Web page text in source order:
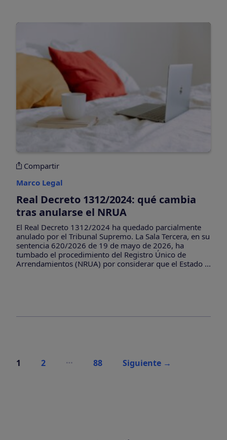
Compartir
Marco Legal
Real Decreto 1312/2024: qué cambia
tras anularse el NRUA
El Real Decreto 1312/2024 ha quedado parcialmente
anulado por el Tribunal Supremo. La Sala Tercera, en su
sentencia 620/2026 de 19 de mayo de 2026, ha
tumbado el procedimiento del Registro Único de
Arrendamientos (NRUA) por considerar que el Estado ...
de
1 2 … 88 Siguiente →